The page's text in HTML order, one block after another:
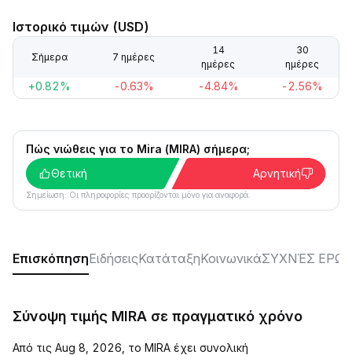
Ιστορικό τιμών (USD)
Σήμερα 7 ημέρες
14
ημέρες
30
ημέρες
+0.82% -0.63% -4.84% -2.56%
Πώς νιώθεις για το Mira (MIRA) σήμερα;
Θετική
Αρνητική
Σημείωση: Οι πληροφορίες προορίζονται μόνο για αναφορά.
ΕπισκόπησηΕιδήσειςΚατάταξηΚοινωνικάΣΥΧΝΈΣ
Σύνοψη τιμής MIRA σε πραγματικό χρόνο
Από τις Aug 8, 2026, το MIRA έχει συνολική